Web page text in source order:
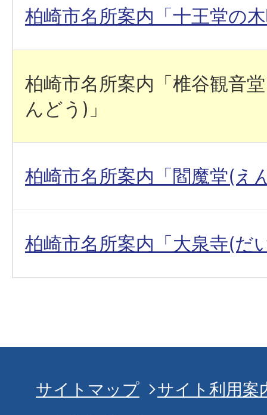
柏崎市名所案内「十王堂の
柏崎市名所案内「椎谷観音
んどう)」
柏崎市名所案内「閻魔堂(え
柏崎市名所案内「大泉寺(だ
サイトマップ
サイト利用案